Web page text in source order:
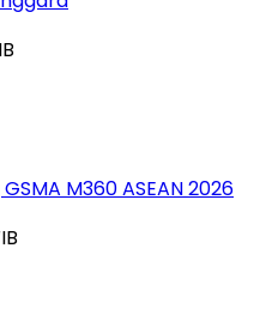
M360 ASEAN 2026